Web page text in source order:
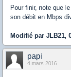
Pour finir, note que
son débit en Mbps
Modifié par JLB21,
papi
4 mars 2016